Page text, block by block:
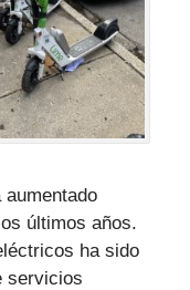
últimos años.
ha sido
servicios